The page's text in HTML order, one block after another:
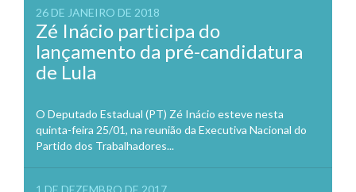
26 DE JANEIRO DE 2018
Zé Inácio participa do
lançamento da pré-candidatura
de Lula
O Deputado Estadual (PT) Zé Inácio esteve nesta
quinta-feira 25/01, na reunião da Executiva Nacional do
Partido dos Trabalhadores...
1 DE DEZEMBRO DE 2017